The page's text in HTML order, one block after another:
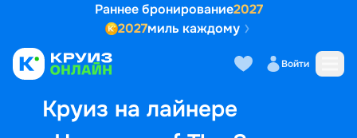
Раннее бронирование2027
2027миль каждому
Войти
Круиз на лайнере
Выбор кают Маршрут и